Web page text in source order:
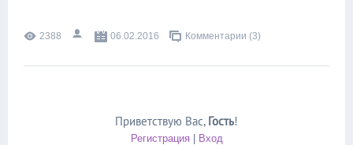
2388 06.02.2016 Комментарии (3)
Приветствую Вас, Гость!
Регистрация| Вход